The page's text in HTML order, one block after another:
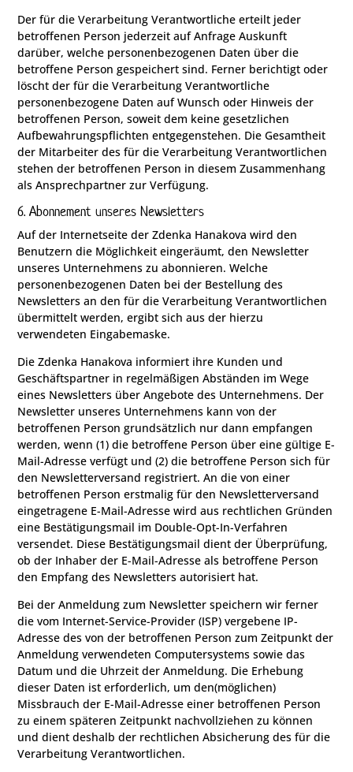
Der für die Verarbeitung Verantwortliche erteilt jeder
betroffenen Person jederzeit auf Anfrage Auskunft
darüber, welche personenbezogenen Daten über die
betroffene Person gespeichert sind. Ferner berichtigt oder
löscht der für die Verarbeitung Verantwortliche
personenbezogene Daten auf Wunsch oder Hinweis der
betroffenen Person, soweit dem keine gesetzlichen
Aufbewahrungspflichten entgegenstehen. Die Gesamtheit
der Mitarbeiter des für die Verarbeitung Verantwortlichen
stehen der betroffenen Person in diesem Zusammenhang
als Ansprechpartner zur Verfügung.
6. Abonnement unseres Newsletters
Auf der Internetseite der Zdenka Hanakova wird den
Benutzern die Möglichkeit eingeräumt, den Newsletter
unseres Unternehmens zu abonnieren. Welche
personenbezogenen Daten bei der Bestellung des
Newsletters an den für die Verarbeitung Verantwortlichen
übermittelt werden, ergibt sich aus der hierzu
verwendeten Eingabemaske.
Die Zdenka Hanakova informiert ihre Kunden und
Geschäftspartner in regelmäßigen Abständen im Wege
eines Newsletters über Angebote des Unternehmens. Der
Newsletter unseres Unternehmens kann von der
betroffenen Person grundsätzlich nur dann empfangen
werden, wenn (1) die betroffene Person über eine gültige E-
Mail-Adresse verfügt und (2) die betroffene Person sich für
den Newsletterversand registriert. An die von einer
betroffenen Person erstmalig für den Newsletterversand
eingetragene E-Mail-Adresse wird aus rechtlichen Gründen
eine Bestätigungsmail im Double-Opt-In-Verfahren
versendet. Diese Bestätigungsmail dient der Überprüfung,
ob der Inhaber der E-Mail-Adresse als betroffene Person
den Empfang des Newsletters autorisiert hat.
Bei der Anmeldung zum Newsletter speichern wir ferner
die vom Internet-Service-Provider (ISP) vergebene IP-
Adresse des von der betroffenen Person zum Zeitpunkt der
Anmeldung verwendeten Computersystems sowie das
Datum und die Uhrzeit der Anmeldung. Die Erhebung
dieser Daten ist erforderlich, um den(möglichen)
Missbrauch der E-Mail-Adresse einer betroffenen Person
zu einem späteren Zeitpunkt nachvollziehen zu können
und dient deshalb der rechtlichen Absicherung des für die
Verarbeitung Verantwortlichen.